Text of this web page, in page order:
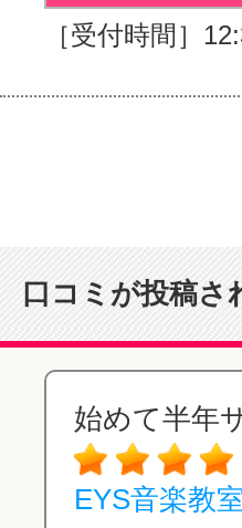
［受付時間］
口コミが投稿さ
始めて半年
EYS音楽